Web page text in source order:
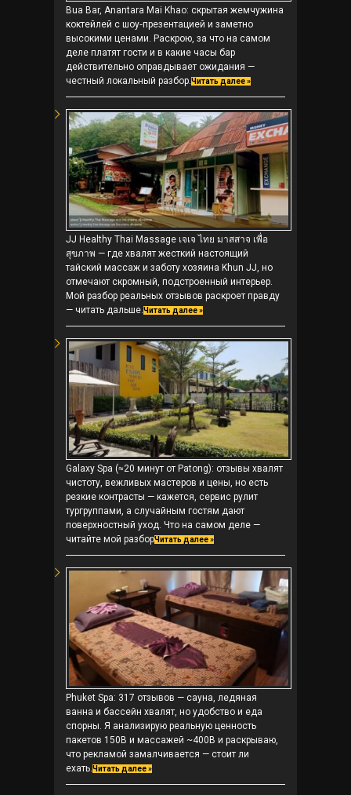
Bua Bar, Anantara Mai Khao: скрытая жемчужина
коктейлей с шоу‑презентацией и заметно
высокими ценами. Раскрою, за что на самом
деле платят гости и в какие часы бар
действительно оправдывает ожидания —
честный локальный разбор.Читать далее »
JJ Healthy Thai Massage เจเจ ไทย มาสสาจ เพื่อ
สุขภาพ — где хвалят жесткий настоящий
тайский массаж и заботу хозяина Khun JJ, но
отмечают скромный, подстроенный интерьер.
Мой разбор реальных отзывов раскроет правду
— читать дальше.Читать далее »
Galaxy Spa (≈20 минут от Patong): отзывы хвалят
чистоту, вежливых мастеров и цены, но есть
резкие контрасты — кажется, сервис рулит
тургруппами, а случайным гостям дают
поверхностный уход. Что на самом деле —
читайте мой разборЧитать далее »
Phuket Spa: 317 отзывов — сауна, ледяная
ванна и бассейн хвалят, но удобство и еда
спорны. Я анализирую реальную ценность
пакетов 150B и массажей ~400B и раскрываю,
что рекламой замалчивается — стоит ли
ехать.Читать далее »